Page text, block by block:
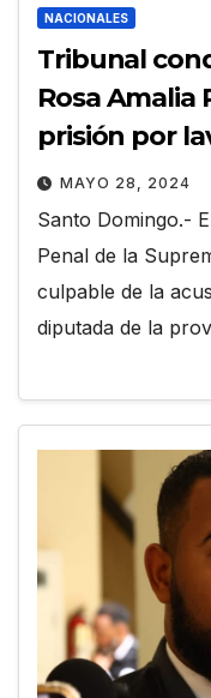
NACIONALES
Tribunal
Rosa Amalia
prisión por
MAYO 28, 2024
Santo Domingo.-
Penal de la
culpable de la
diputada de la